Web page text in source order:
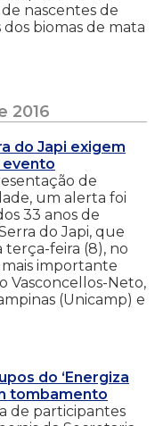
nascentes de
biomas de mata
2016
do Japi exigem
evento
de
um alerta foi
33 anos de
do Japi, que
terça-feira (8), no
importante
Vasconcellos-Neto,
(Unicamp) e
do ‘Energiza
tombamento
de participantes